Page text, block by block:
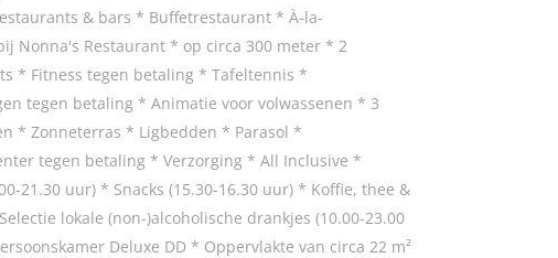
& bars * Buffetrestaurant * À-la-
Nonna's Restaurant * op circa 300 meter * 2
* Fitness tegen betaling * Tafeltennis *
tegen betaling * Animatie voor volwassenen * 3
* Zonneterras * Ligbedden * Parasol *
tegen betaling * Verzorging * All Inclusive *
21.30 uur) * Snacks (15.30-16.30 uur) * Koffie, thee &
lokale (non-)alcoholische drankjes (10.00-23.00
Deluxe DD * Oppervlakte van circa 22 m²